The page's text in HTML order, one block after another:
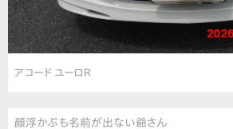
アコード ユーロR
顔浮かぶも名前が出ない爺さん